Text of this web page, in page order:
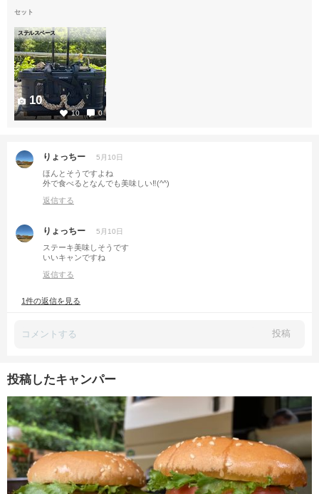
セット
ステルスベース
10 0
10
りょっちー 5月10日
ほんとそうですよね
外で食べるとなんでも美味しい‼️(^^)
返信する
りょっちー 5月10日
ステーキ美味しそうです
いいキャンですね
返信する
1件の返信を見る
投稿
投稿したキャンパー